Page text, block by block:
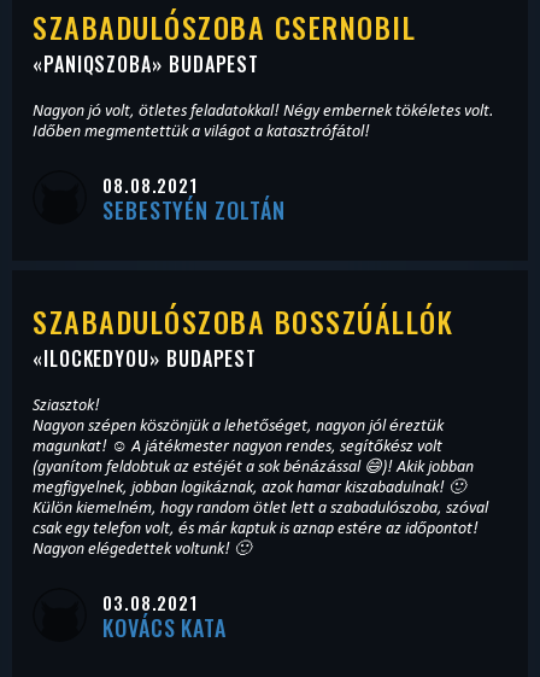
SZABADULÓSZOBA CSERNOBIL
«PANIQSZOBA» BUDAPEST
Nagyon jó volt, ötletes feladatokkal! Négy embernek tökéletes volt.
Időben megmentettük a világot a katasztrófátol!
08.08.2021
SEBESTYÉN ZOLTÁN
SZABADULÓSZOBA BOSSZÚÁLLÓK
«ILOCKEDYOU» BUDAPEST
Sziasztok!
Nagyon szépen köszönjük a lehetőséget, nagyon jól éreztük
magunkat! ☺️ A játékmester nagyon rendes, segítőkész volt
(gyanítom feldobtuk az estéjét a sok bénázással 😄)! Akik jobban
megfigyelnek, jobban logikáznak, azok hamar kiszabadulnak! 🙂
Külön kiemelném, hogy random ötlet lett a szabadulószoba, szóval
csak egy telefon volt, és már kaptuk is aznap estére az időpontot!
Nagyon elégedettek voltunk! 🙂
03.08.2021
KOVÁCS KATA